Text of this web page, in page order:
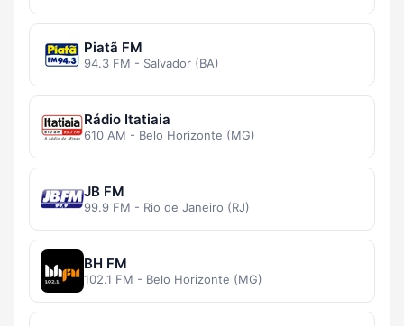
Piatã FM
94.3 FM - Salvador (BA)
Rádio Itatiaia
610 AM - Belo Horizonte (MG)
JB FM
99.9 FM - Rio de Janeiro (RJ)
BH FM
102.1 FM - Belo Horizonte (MG)